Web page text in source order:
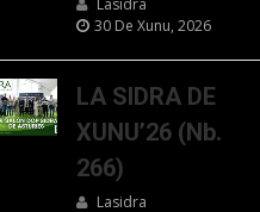
Lasidra
30 De Xunu, 2026
LA SIDRA DE
XUNU’26 (Nb.
266)
Lasidra